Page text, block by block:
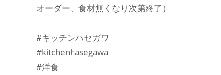
オーダー、食材無くなり次第終了）
#キッチンハセガワ
#kitchenhasegawa
#洋食